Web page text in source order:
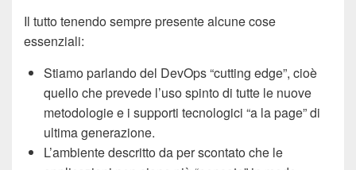
Il tutto tenendo sempre presente alcune cose
essenziali:
Stiamo parlando del DevOps “cutting edge”, cioè
quello che prevede l’uso spinto di tutte le nuove
metodologie e i supporti tecnologici “a la page” di
ultima generazione.
L’ambiente descritto da per scontato che le